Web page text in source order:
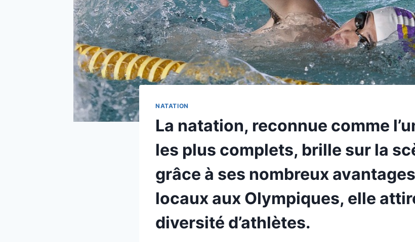
NATATION
La natation, reconnue comme
les plus complets, brille sur la
grâce à ses nombreux
locaux aux Olympiques, elle
diversité d’athlètes.